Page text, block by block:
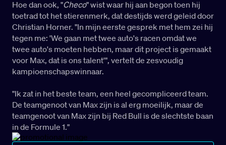
Hoe dan ook, "Checo" wist waar hij aan begon toen hij
toetrad tot het stierenmerk, dat destijds werd geleid door
Christian Horner. "In mijn eerste gesprek met hem zei hij
tegen me: 'We gaan met twee auto's racen omdat we
twee auto's moeten hebben, maar dit project is gemaakt
voor Max, dat is ons talent'", vertelt de zesvoudig
kampioenschapswinnaar.
"Ik zat in het beste team, een heel gecompliceerd team.
De teamgenoot van Max zijn is al erg moeilijk, maar de
teamgenoot van Max zijn bij Red Bull is de slechtste baan
in de Formule 1."